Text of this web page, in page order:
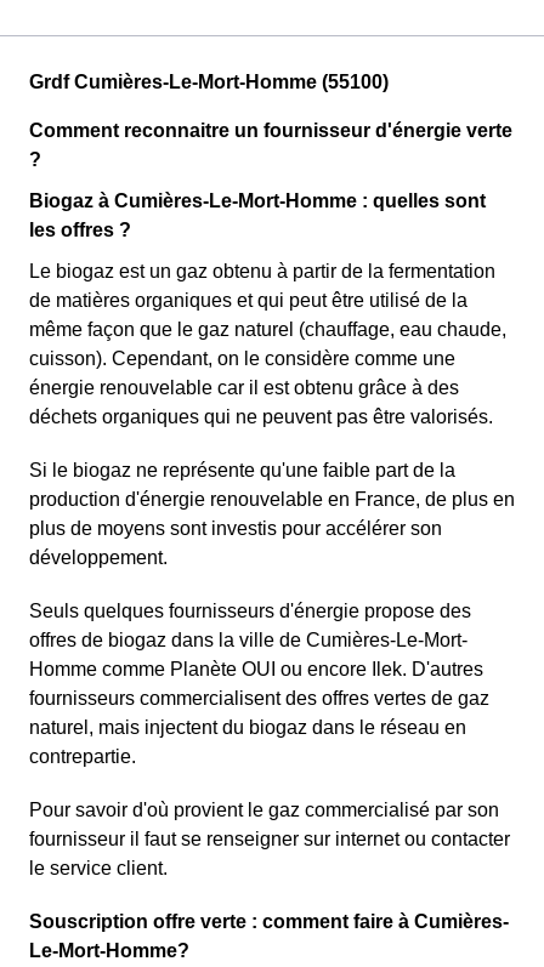
Grdf Cumières-Le-Mort-Homme (55100)
Comment reconnaitre un fournisseur d'énergie verte
?
Biogaz à Cumières-Le-Mort-Homme : quelles sont
les offres ?
Le biogaz est un gaz obtenu à partir de la fermentation
de matières organiques et qui peut être utilisé de la
même façon que le gaz naturel (chauffage, eau chaude,
cuisson). Cependant, on le considère comme une
énergie renouvelable car il est obtenu grâce à des
déchets organiques qui ne peuvent pas être valorisés.
Si le biogaz ne représente qu'une faible part de la
production d'énergie renouvelable en France, de plus en
plus de moyens sont investis pour accélérer son
développement.
Seuls quelques fournisseurs d'énergie propose des
offres de biogaz dans la ville de Cumières-Le-Mort-
Homme comme Planète OUI ou encore Ilek. D'autres
fournisseurs commercialisent des offres vertes de gaz
naturel, mais injectent du biogaz dans le réseau en
contrepartie.
Pour savoir d'où provient le gaz commercialisé par son
fournisseur il faut se renseigner sur internet ou contacter
le service client.
Souscription offre verte : comment faire à Cumières-
Le-Mort-Homme?